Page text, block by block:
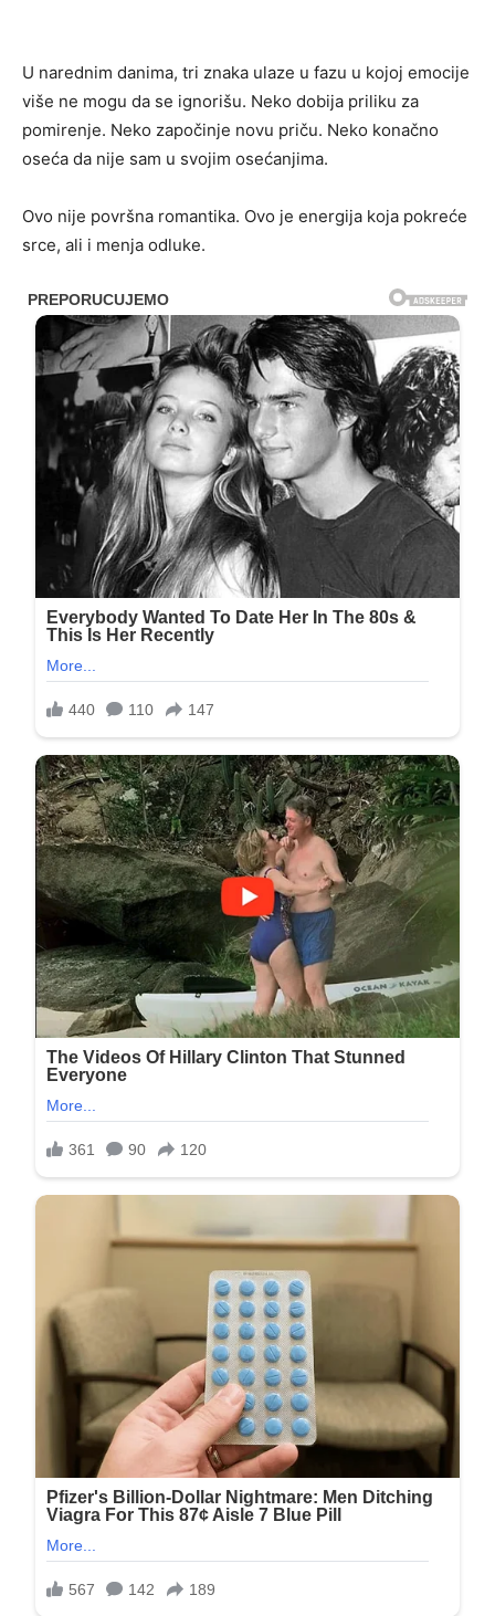
U narednim danima, tri znaka ulaze u fazu u kojoj emocije
više ne mogu da se ignorišu. Neko dobija priliku za
pomirenje. Neko započinje novu priču. Neko konačno
oseća da nije sam u svojim osećanjima.
Ovo nije površna romantika. Ovo je energija koja pokreće
srce, ali i menja odluke.